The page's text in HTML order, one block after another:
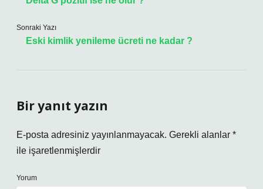
Sonraki Yazı
Eski kimlik yenileme ücreti ne kadar ?
Bir yanıt yazın
E-posta adresiniz yayınlanmayacak. Gerekli alanlar *
ile işaretlenmişlerdir
Yorum